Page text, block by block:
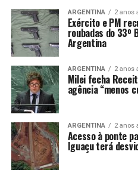
ARGENTINA 2 anos
Exército e PM
roubadas do 33º
Argentina
ARGENTINA 2 anos
Milei fecha
agência “menos
ARGENTINA 2 anos
Acesso à ponte
Iguaçu terá